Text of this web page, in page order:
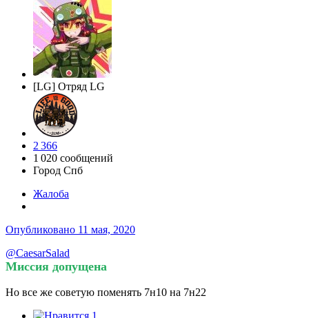
[LG] Отряд LG
2 366
1 020 сообщений
Город Спб
Жалоба
Опубликовано 11 мая, 2020
@CaesarSalad
Миссия допущена
Но все же советую поменять 7н10 на 7н22